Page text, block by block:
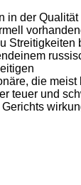
in der Qualität
Streitigkeiten
die meist
teuer und